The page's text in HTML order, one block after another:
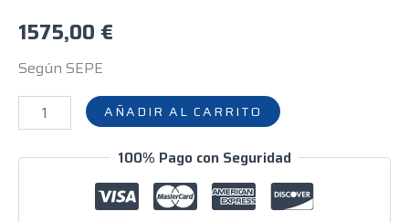
1575,00 €
Según SEPE
AÑADIR AL CARRITO
100% Pago con Seguridad